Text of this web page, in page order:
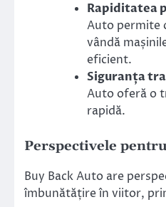
Rapiditatea
Auto permite
vândă
eficient.
Siguranța
Auto oferă o
rapidă.
Perspectivele
Buy Back Auto are
îmbunătățire în viitor,